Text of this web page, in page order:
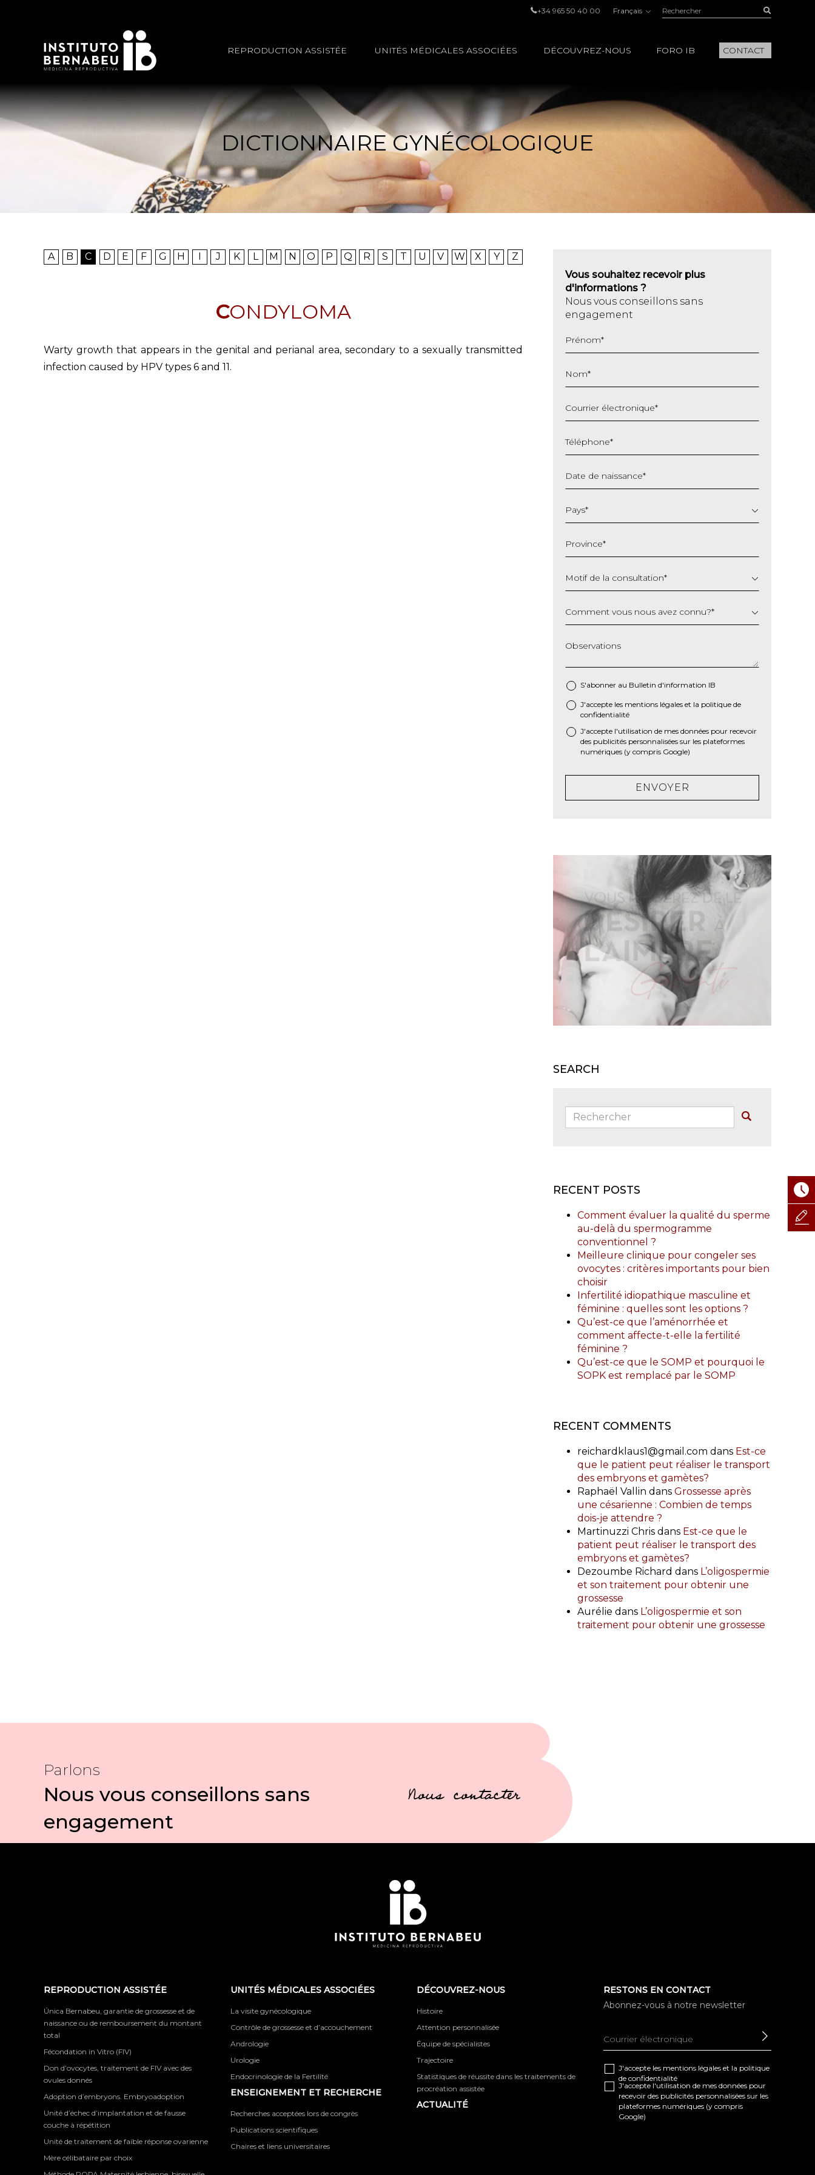
+34 965 50 40 00 Français Rechercher:
REPRODUCTION ASSISTÉE UNITÉS MÉDICALES ASSOCIÉES DÉCOUVREZ-NOUS FORO IB CONTACT
DICTIONNAIRE GYNÉCOLOGIQUE
A B C D E F G H I J K L M N O P Q R S T U V W X Y Z
CONDYLOMA
Warty growth that appears in the genital and perianal area, secondary to a sexually transmitted
infection caused by HPV types 6 and 11.
Vous souhaitez recevoir plus
d'informations ?
Nous vous conseillons sans
engagement
Prénom*
Nom*
Courrier électronique*
Téléphone*
Date de naissance*
slash
MM
AAAA
Pays*
Province*
Motif de la consultation*
Comment vous nous avez connu?*
Observations
S'abonner au Bulletin d'information IB
* J'accepte les mentions légales et la politique de
confidentialité
J'accepte l'utilisation de mes données pour recevoir
des publicités personnalisées sur les plateformes
numériques (y compris Google)
ENVOYER
SEARCH
Rechercher:
RECENT POSTS
Comment évaluer la qualité du sperme
au-delà du spermogramme
conventionnel ?
Meilleure clinique pour congeler ses
ovocytes : critères importants pour bien
choisir
Infertilité idiopathique masculine et
féminine : quelles sont les options ?
Qu’est-ce que l’aménorrhée et
comment affecte-t-elle la fertilité
féminine ?
Qu’est-ce que le SOMP et pourquoi le
SOPK est remplacé par le SOMP
RECENT COMMENTS
reichardklaus1@gmail.com dans Est-ce
que le patient peut réaliser le transport
des embryons et gamètes?
Raphaël Vallin dans Grossesse après
une césarienne : Combien de temps
dois-je attendre ?
Martinuzzi Chris dans Est-ce que le
patient peut réaliser le transport des
embryons et gamètes?
Dezoumbe Richard dans L’oligospermie
et son traitement pour obtenir une
grossesse
Aurélie dans L’oligospermie et son
traitement pour obtenir une grossesse
Parlons
Nous vous conseillons sans
engagement
Nous contacter
REPRODUCTION ASSISTÉE
Única Bernabeu, garantie de grossesse et de
naissance ou de remboursement du montant
total
Fécondation in Vitro (FIV)
Don d’ovocytes, traitement de FIV avec des
ovules donnés
Adoption d’embryons. Embryoadoption
Unité d’échec d’implantation et de fausse
couche à répétition
Unité de traitement de faible réponse ovarienne
Mère célibataire par choix
UNITÉS MÉDICALES ASSOCIÉES
La visite gynécologique
Contrôle de grossesse et d’accouchement
Andrologie
Urologie
Endocrinologie de la Fertilité
ENSEIGNEMENT ET RECHERCHE
Recherches acceptées lors de congrès
Publications scientifiques
Chaires et liens universitaires
DÉCOUVREZ-NOUS
Histoire
Attention personnalisée
Équipe de spécialistes
Trajectoire
Statistiques de réussite dans les traitements de
procréation assistée
ACTUALITÉ
RESTONS EN CONTACT
Abonnez-vous à notre newsletter
J'accepte les mentions légaleset la politique
de confidentialité
J'accepte l'utilisation de mes données pour
recevoir des publicités personnalisées sur les
plateformes numériques (y compris
Google)